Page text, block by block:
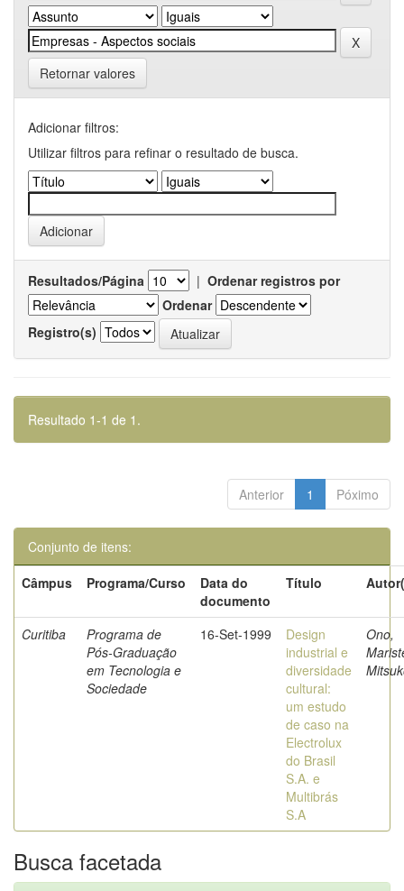
Retornar valores
Adicionar filtros:
Utilizar filtros para refinar o resultado de busca.
Resultados/Página | Ordenar registros por
Ordenar
Registro(s)
Resultado 1-1 de 1.
Anterior 1 Póximo
Conjunto de itens:
Câmpus
Programa/Curso
Data do
documento
Título
Curitiba
Programa de
Pós-Graduação
em Tecnologia e
Sociedade
16-Set-1999
Design
industrial e
diversidade
cultural:
um estudo
de caso na
Electrolux
do Brasil
S.A. e
Multibrás
S.A
Ono,
Busca facetada